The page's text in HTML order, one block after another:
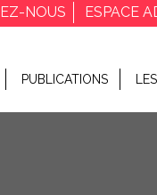
NOUS ESPACE
PUBLICATIONS